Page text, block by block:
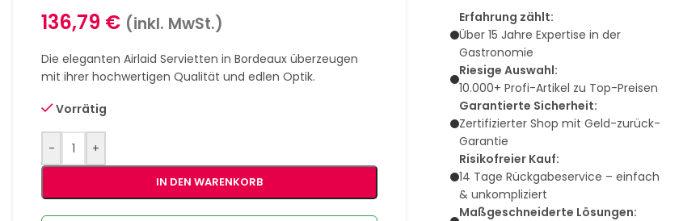
136,79 € (inkl. MwSt.)
Die eleganten Airlaid Servietten in Bordeaux überzeugen
mit ihrer hochwertigen Qualität und edlen Optik.
Vorrätig
- +
IN DEN WARENKORB
Erfahrung zählt:
Über 15 Jahre Expertise in der
Gastronomie
Riesige Auswahl:
10.000+ Profi-Artikel zu Top-Preisen
Garantierte Sicherheit:
Zertifizierter Shop mit Geld-zurück-
Garantie
Risikofreier Kauf:
14 Tage Rückgabeservice – einfach
& unkompliziert
Maßgeschneiderte Lösungen: